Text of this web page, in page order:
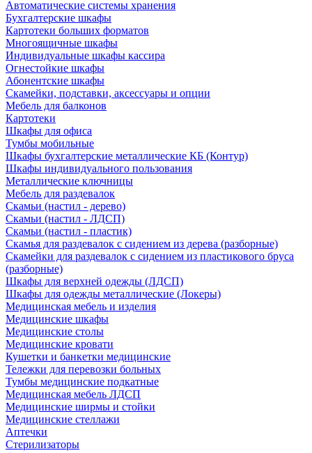
Автоматические системы хранения
Бухгалтерские шкафы
Картотеки больших форматов
Многоящичные шкафы
Индивидуальные шкафы кассира
Огнестойкие шкафы
Абонентские шкафы
Скамейки, подставки, аксессуары и опции
Мебель для балконов
Картотеки
Шкафы для офиса
Тумбы мобильные
Шкафы бухгалтерские металлические КБ (Контур)
Шкафы индивидуального пользования
Металлические ключницы
Мебель для раздевалок
Скамьи (настил - дерево)
Скамьи (настил - ЛДСП)
Скамьи (настил - пластик)
Скамья для раздевалок с сидением из дерева (разборные)
Скамейки для раздевалок с сидением из пластикового бруса
(разборные)
Шкафы для верхней одежды (ЛДСП)
Шкафы для одежды металлические (Локеры)
Медицинская мебель и изделия
Медицинские шкафы
Медицинские столы
Медицинские кровати
Кушетки и банкетки медицинские
Тележки для перевозки больных
Тумбы медицинские подкатные
Медицинская мебель ЛДСП
Медицинские ширмы и стойки
Медицинские стеллажи
Аптечки
Стерилизаторы